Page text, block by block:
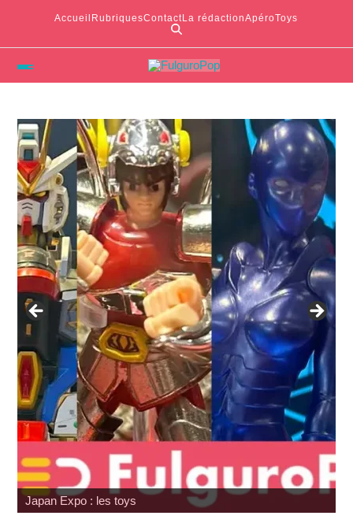
Accueil RubriquesContactLa rédactionApéroToys
Japan Expo : les toys